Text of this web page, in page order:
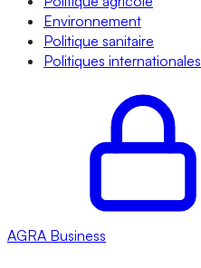
Environnement
Politique sanitaire
Politiques internationales
AGRA Business